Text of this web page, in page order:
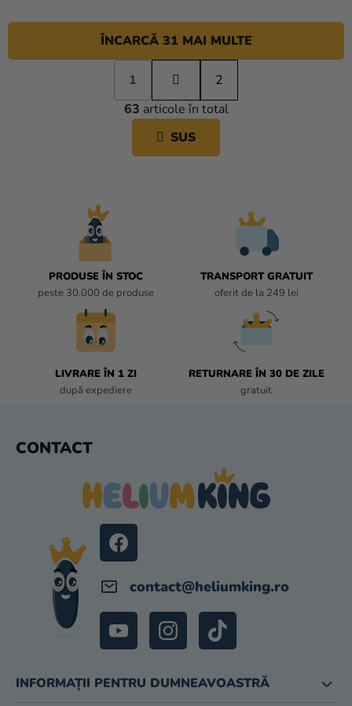
C
O
N
T
ÎNCARCĂ 31 MAI MULTE
P
a
g
i
a
r
1
2
63 articole în total
SUS
PRODUSE ÎN STOC
peste 30.000 de produse
TRANSPORT GRATUIT
oferit de la 249 lei
LIVRARE ÎN 1 ZI
după expediere
RETURNARE ÎN 30 DE ZILE
gratuit
CONTACT
contact@heliumking.ro
INFORMAȚII PENTRU DUMNEAVOASTRĂ